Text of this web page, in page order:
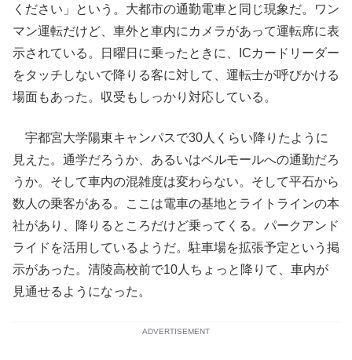
ください」という。大都市の通勤電車と同じ現象だ。ワン
マン運転だけど、車外と車内にカメラがあって運転席に表
示されている。日曜日に乗ったときに、ICカードリーダー
をタッチしないで降りる客に対して、運転士が呼びかける
場面もあった。収受もしっかり対応している。
宇都宮大学陽東キャンパスで30人くらい降りたように
見えた。通学だろうか、あるいはベルモールへの通勤だろ
うか。そして車内の混雑度は変わらない。そして平石から
数人の乗客がある。ここは電車の基地とライトラインの本
社があり、降りるところだけど乗ってくる。パークアンド
ライドを活用しているようだ。駐車場を拡張予定という掲
示があった。清陵高校前で10人ちょっと降りて、車内が
見通せるようになった。
ADVERTISEMENT